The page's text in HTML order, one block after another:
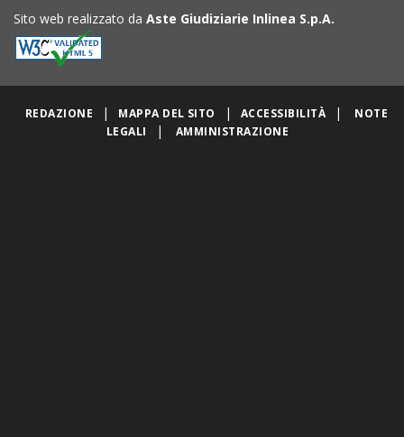
Sito web realizzato da Aste Giudiziarie Inlinea S.p.A.
REDAZIONE | MAPPA DEL SITO | ACCESSIBILITÀ |
NOTE
LEGALI
| AMMINISTRAZIONE